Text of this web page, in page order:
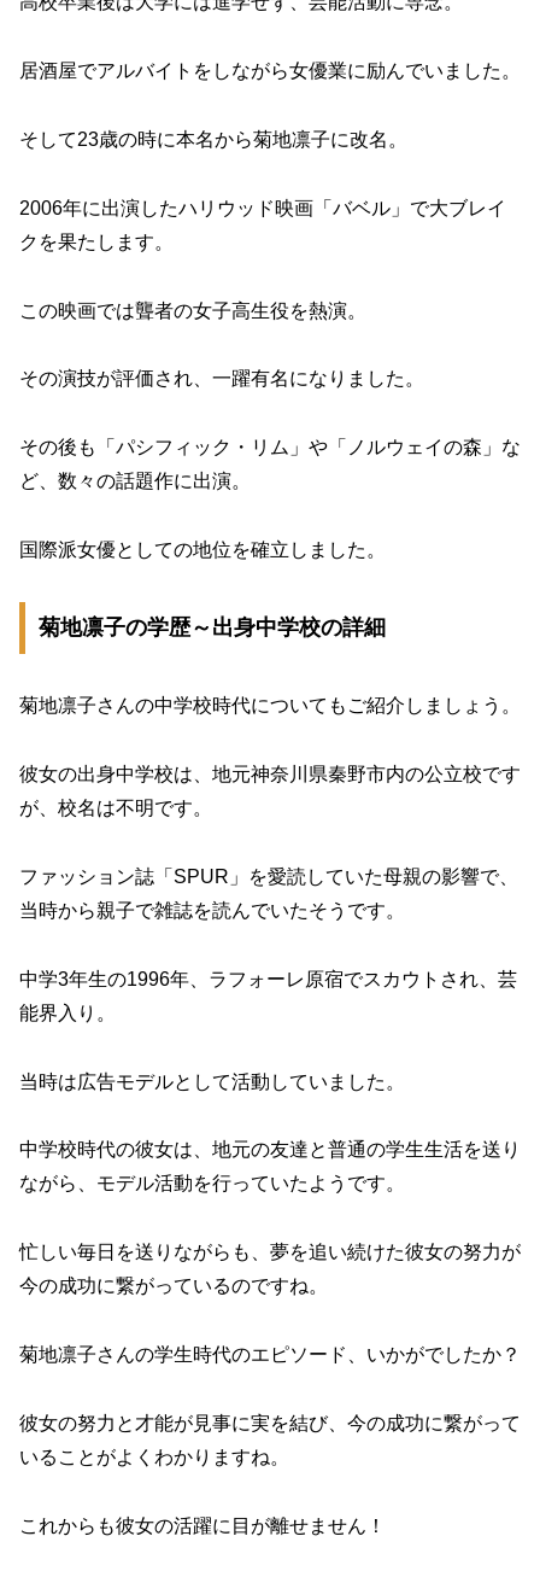
居酒屋でアルバイトをしながら女優業に励んでいました。
そして23歳の時に本名から菊地凛子に改名。
2006年に出演したハリウッド映画「バベル」で大ブレイ
クを果たします。
この映画では聾者の女子高生役を熱演。
その演技が評価され、一躍有名になりました。
その後も「パシフィック・リム」や「ノルウェイの森」な
ど、数々の話題作に出演。
国際派女優としての地位を確立しました。
菊地凛子の学歴～出身中学校の詳細
菊地凛子さんの中学校時代についてもご紹介しましょう。
彼女の出身中学校は、地元神奈川県秦野市内の公立校です
が、校名は不明です。
ファッション誌「SPUR」を愛読していた母親の影響で、
当時から親子で雑誌を読んでいたそうです。
中学3年生の1996年、ラフォーレ原宿でスカウトされ、芸
能界入り。
当時は広告モデルとして活動していました。
中学校時代の彼女は、地元の友達と普通の学生生活を送り
ながら、モデル活動を行っていたようです。
忙しい毎日を送りながらも、夢を追い続けた彼女の努力が
今の成功に繋がっているのですね。
菊地凛子さんの学生時代のエピソード、いかがでしたか？
彼女の努力と才能が見事に実を結び、今の成功に繋がって
いることがよくわかりますね。
これからも彼女の活躍に目が離せません！